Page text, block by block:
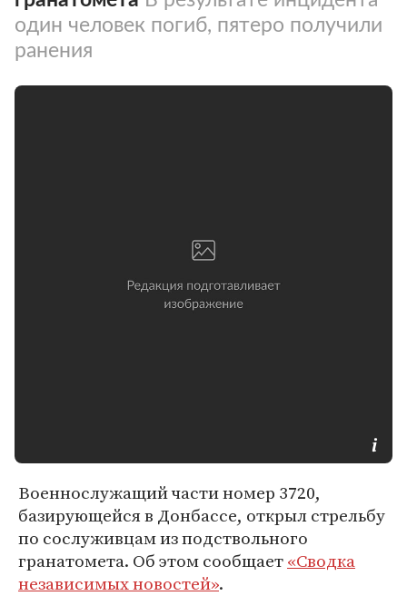
один человек погиб, пятеро получили
ранения
Военнослужащий части номер 3720,
базирующейся в Донбассе, открыл стрельбу
по сослуживцам из подствольного
гранатомета. Об этом сообщает«Сводка
независимых новостей».